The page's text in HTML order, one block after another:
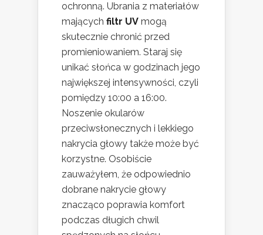
ochronną. Ubrania z materiałów
mających filtr UV mogą
skutecznie chronić przed
promieniowaniem. Staraj się
unikać słońca w godzinach jego
największej intensywności, czyli
pomiędzy 10:00 a 16:00.
Noszenie okularów
przeciwsłonecznych i lekkiego
nakrycia głowy także może być
korzystne. Osobiście
zauważyłem, że odpowiednio
dobrane nakrycie głowy
znacząco poprawia komfort
podczas długich chwil